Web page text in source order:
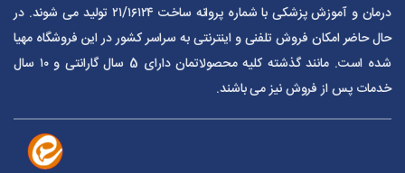
درمان و آموزش پزشکی با شماره پروانه ساخت ۲۱/۱۶۱۲۴ تولید می شوند. در
حال حاضر امکان فروش تلفنی و اینترنتی به سراسر کشور در این فروشگاه مهیا
شده است. مانند گذشته کلیه محصولاتمان دارای 5 سال گارانتی و ۱۰ سال
خدمات پس از فروش نیز می باشند.